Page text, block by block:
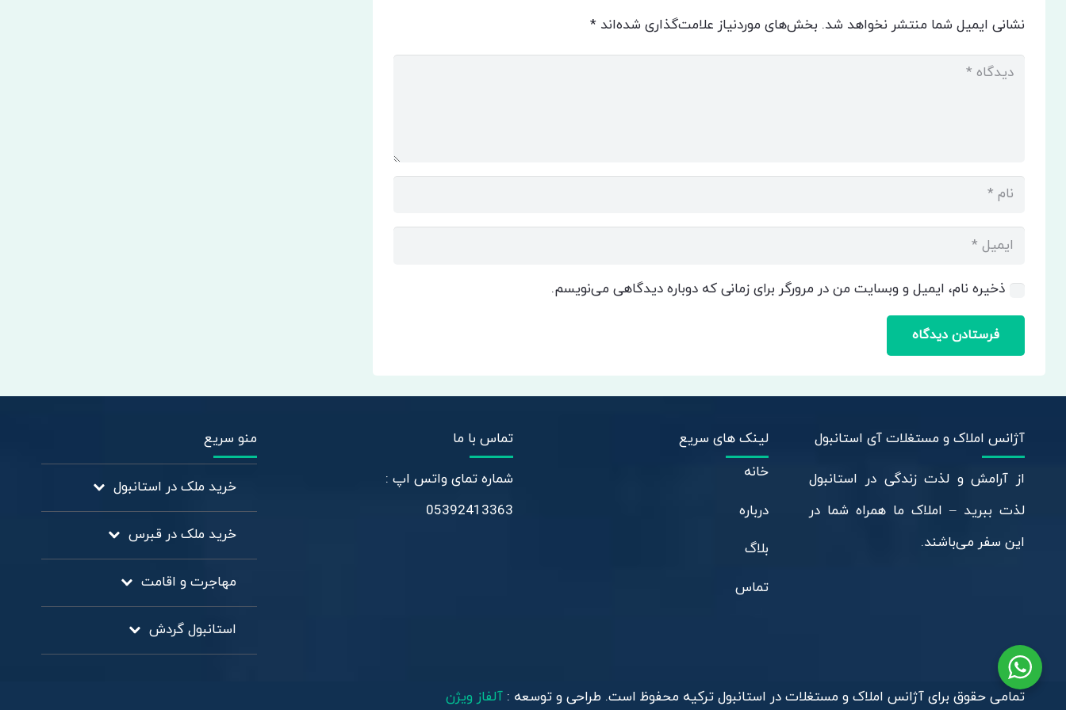
نشانی ایمیل شما منتشر نخواهد شد. بخش‌های موردنیاز علامت‌گذاری شده‌اند *
ذخیره نام، ایمیل و وبسایت من در مرورگر برای زمانی که دوباره دیدگاهی می‌نویسم.
فرستادن دیدگاه
آژانس املاک و مستغلات آی استانبول
از آرامش و لذت زندگی در استانبول
لذت ببرید – املاک ما همراه شما در
این سفر می‌باشند.
لینک های سریع
خانه
درباره
بلاگ
تماس
تماس با ما
شماره تمای واتس اپ :
05392413363
منو سریع
خرید ملک در استانبول
خرید ملک در قبرس
مهاجرت و اقامت
استانبول گردش
تمامی حقوق برای آژانس املاک و مستغلات در استانبول ترکیه محفوظ است. طراحی و توسعه : آلفاز ویژن